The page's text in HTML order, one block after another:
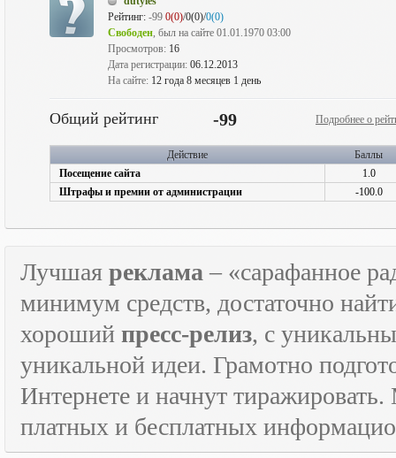
Рейтинг: -99 0(0)/0(0)/0(0)
Свободен, был на сайте 01.01.1970 03:00
Просмотров: 16
Дата регистрации: 06.12.2013
На сайте: 12 года 8 месяцев 1 день
Общий рейтинг -99 Подробнее о
Действие
Баллы
Посещение сайта
1.0
Штрафы и премии от администрации
-100.0
Лучшая реклама – «сарафанное
минимум средств, достаточно
хороший пресс-релиз, с
уникальной идеи. Грамотно
Интернете и начнут
платных и бесплатных